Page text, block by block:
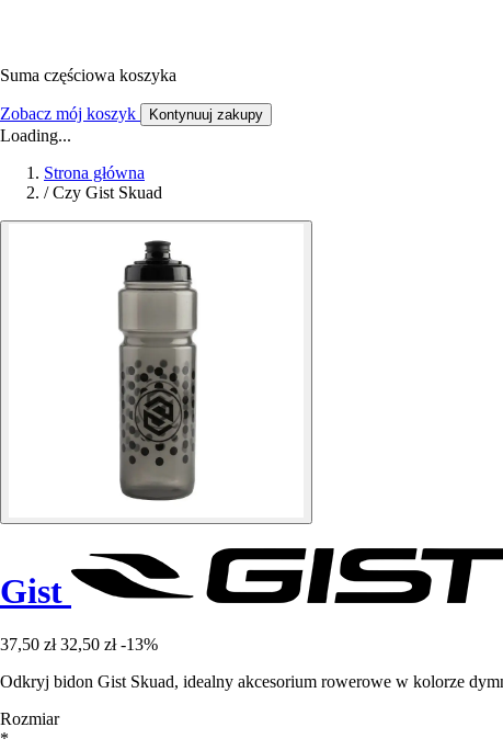
Suma częściowa koszyka
Zobacz mój koszyk Kontynuuj zakupy
Loading...
Strona główna
/ Czy Gist Skuad
Gist
37,50 zł 32,50 zł -13%
Odkryj bidon Gist Skuad, idealny akcesorium rowerowe w kolorze
Rozmiar
*